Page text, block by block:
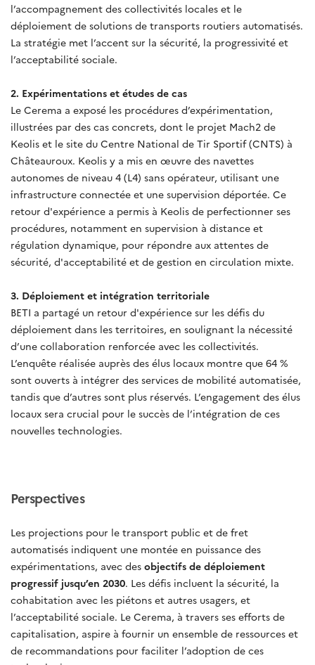
l’accompagnement des collectivités locales et le
déploiement de solutions de transports routiers automatisés.
La stratégie met l’accent sur la sécurité, la progressivité et
l’acceptabilité sociale.
2. Expérimentations et études de cas
Le Cerema a exposé les procédures d’expérimentation,
illustrées par des cas concrets, dont le projet Mach2 de
Keolis et le site du Centre National de Tir Sportif (CNTS) à
Châteauroux. Keolis y a mis en œuvre des navettes
autonomes de niveau 4 (L4) sans opérateur, utilisant une
infrastructure connectée et une supervision déportée. Ce
retour d'expérience a permis à Keolis de perfectionner ses
procédures, notamment en supervision à distance et
régulation dynamique, pour répondre aux attentes de
sécurité, d'acceptabilité et de gestion en circulation mixte.
3. Déploiement et intégration territoriale
BETI a partagé un retour d'expérience sur les défis du
déploiement dans les territoires, en soulignant la nécessité
d’une collaboration renforcée avec les collectivités.
L’enquête réalisée auprès des élus locaux montre que 64 %
sont ouverts à intégrer des services de mobilité automatisée,
tandis que d’autres sont plus réservés. L’engagement des élus
locaux sera crucial pour le succès de l’intégration de ces
nouvelles technologies.
Perspectives
Les projections pour le transport public et de fret
automatisés indiquent une montée en puissance des
expérimentations, avec des objectifs de déploiement
progressif jusqu’en 2030. Les défis incluent la sécurité, la
cohabitation avec les piétons et autres usagers, et
l’acceptabilité sociale. Le Cerema, à travers ses efforts de
capitalisation, aspire à fournir un ensemble de ressources et
de recommandations pour faciliter l’adoption de ces